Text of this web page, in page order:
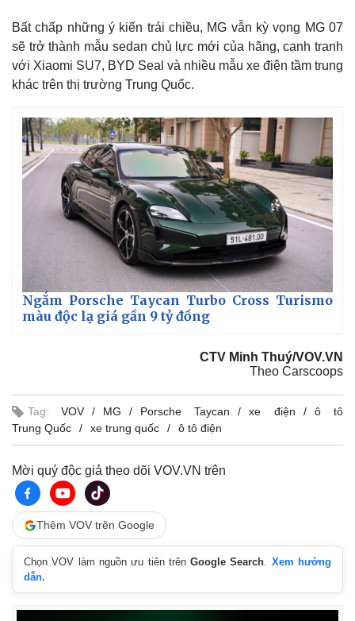
Bất chấp những ý kiến trái chiều, MG vẫn kỳ vọng MG 07
sẽ trở thành mẫu sedan chủ lực mới của hãng, cạnh tranh
với Xiaomi SU7, BYD Seal và nhiều mẫu xe điện tầm trung
khác trên thị trường Trung Quốc.
Ngắm Porsche Taycan Turbo Cross Turismo
màu độc lạ giá gần 9 tỷ đồng
CTV Minh Thuý/VOV.VN
Theo Carscoops
Tag: VOV MG Porsche Taycan xe điện
ô tô
Trung Quốc
xe trung quốc ô tô điện
Mời quý độc giả theo dõi VOV.VN trên
Thêm VOV trên Google
Chọn VOV làm nguồn ưu tiên trênGoogle Search. Xem hướng
dẫn.